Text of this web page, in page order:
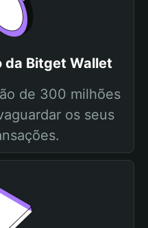
da Bitget Wallet
de 300 milhões
os seus